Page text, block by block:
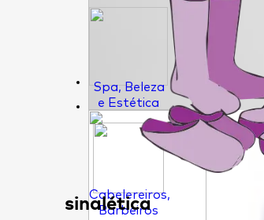
sinalética
Spa, Beleza
e Estética
Cabelereiros,
Barbeiros